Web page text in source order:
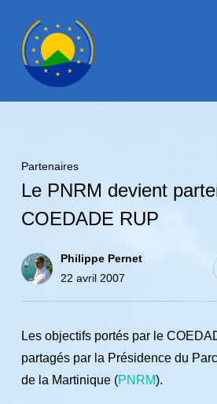
Partenaires
Le PNRM devient
COEDADE RUP
Philippe Pernet
22 avril 2007
Les objectifs portés par le
partagés par la Présidence du
de la Martinique (PNRM).